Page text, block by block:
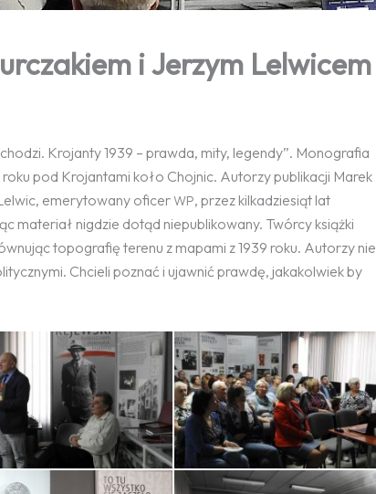
i Jerzym Lelwicem
Krojanty 1939 – prawda, mity, legendy”. Monografia
pod Krojantami koło Chojnic. Autorzy publikacji Marek
emerytowany oficerWP, przez kilkadziesiąt lat
materiał nigdzie dotąd niepublikowany. Twórcy książki
topografię terenu z mapami z 1939 roku. Autorzy nie
Chcieli poznać i ujawnić prawdę, jakakolwiek by